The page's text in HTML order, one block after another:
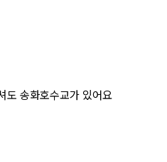
도 송화호수교가 있어요